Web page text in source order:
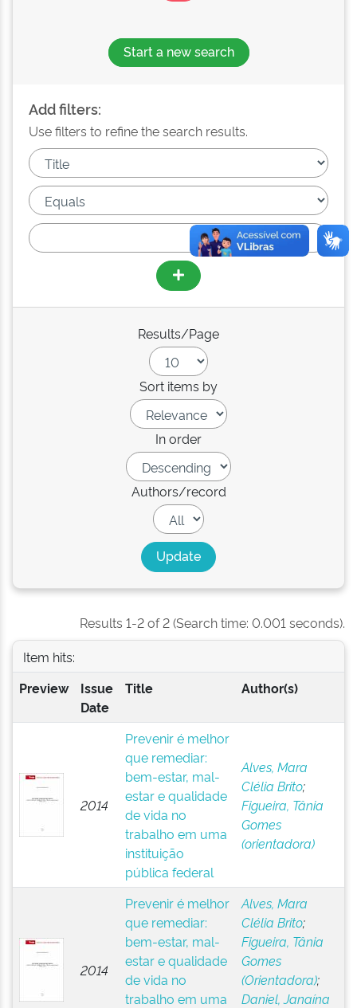
Start a new search
Add filters:
Use filters to refine the search results.
Results/Page
Sort items by
In order
Authors/record
Results 1-2 of 2 (Search time: 0.001 seconds).
Item hits:
Preview
Issue
Date
Title Author(s)
2014
Prevenir é melhor
que remediar:
bem-estar, mal-
estar e qualidade
de vida no
trabalho em uma
instituição
pública federal
Alves, Mara
Clélia Brito;
Figueira, Tânia
Gomes
(orientadora)
2014
Prevenir é melhor
que remediar:
bem-estar, mal-
estar e qualidade
de vida no
trabalho em uma
Alves, Mara
Clélia Brito;
Figueira, Tânia
Gomes
(Orientadora);
Daniel, Janaína